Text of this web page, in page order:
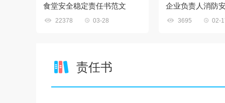
食堂安全稳定责任书范文
 22378  03-28  3695  02-
责任书